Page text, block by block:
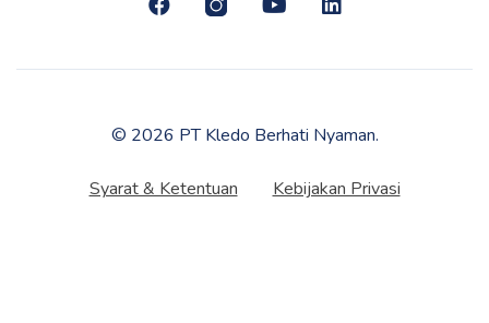
© 2026 PT Kledo Berhati Nyaman.
Syarat & Ketentuan Kebijakan Privasi